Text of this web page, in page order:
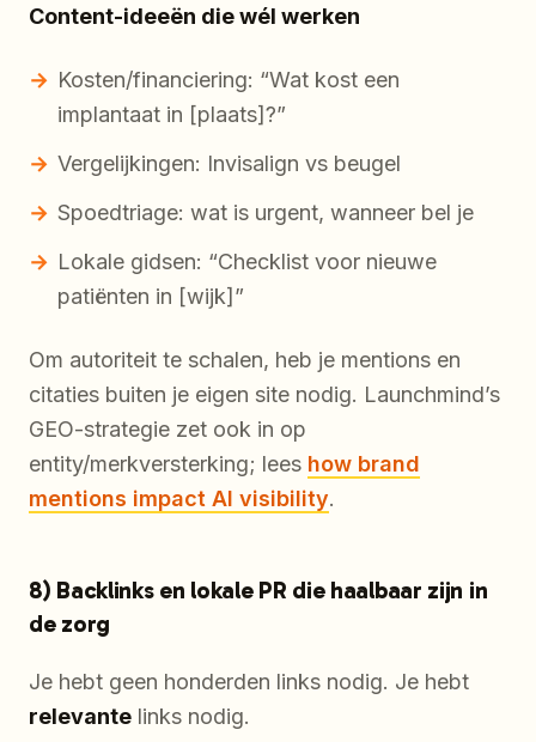
Content-ideeën die wél werken
Kosten/financiering: “Wat kost een
implantaat in [plaats]?”
Vergelijkingen: Invisalign vs beugel
Spoedtriage: wat is urgent, wanneer bel je
Lokale gidsen: “Checklist voor nieuwe
patiënten in [wijk]”
Om autoriteit te schalen, heb je mentions en
citaties buiten je eigen site nodig. Launchmind’s
GEO-strategie zet ook in op
entity/merkversterking; lees how brand
mentions impact AI visibility.
8) Backlinks en lokale PR die haalbaar zijn in
de zorg
Je hebt geen honderden links nodig. Je hebt
relevante links nodig.